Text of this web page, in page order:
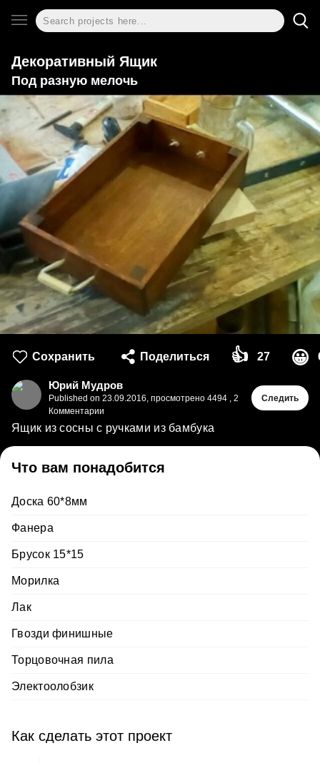
Декоративный Ящик
Под разную мелочь
Сохранить Поделиться 👍 27 😀
Юрий Мудров
Published on 23.09.2016, просмотрено 4494 , 2
Комментарии
Следить
Ящик из сосны с ручками из бамбука
Что вам понадобится
Доска 60*8мм
Фанера
Брусок 15*15
Морилка
Лак
Гвозди финишные
Торцовочная пила
Электоолобзик
Как сделать этот проект